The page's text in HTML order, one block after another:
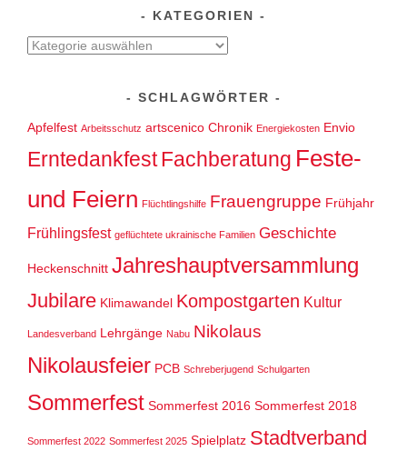
KATEGORIEN
Kategorien
SCHLAGWÖRTER
Apfelfest Arbeitsschutz artscenico Chronik Energiekosten Envio
ErntedankfestFachberatung Feste-
und Feiern Flüchtlingshilfe Frauengruppe Frühjahr
Frühlingsfest geflüchtete ukrainische Familien Geschichte
Heckenschnitt Jahreshauptversammlung
Jubilare Klimawandel Kompostgarten Kultur
Landesverband Lehrgänge Nabu Nikolaus
Nikolausfeier PCB Schreberjugend Schulgarten
Sommerfest Sommerfest 2016 Sommerfest 2018
Sommerfest 2022 Sommerfest 2025 Spielplatz Stadtverband